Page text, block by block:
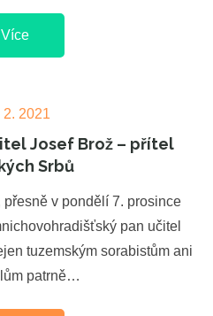
Více
2. 2021
Josef Brož – přítel
Srbů
v pondělí 7. prosince
pan učitel
tuzemským sorabistům ani
patrně…